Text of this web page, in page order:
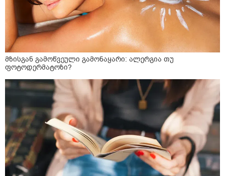
მზისგან გამოწვეული გამონაყარი: ალერგია თუ
ფოტოდერმატოზი?